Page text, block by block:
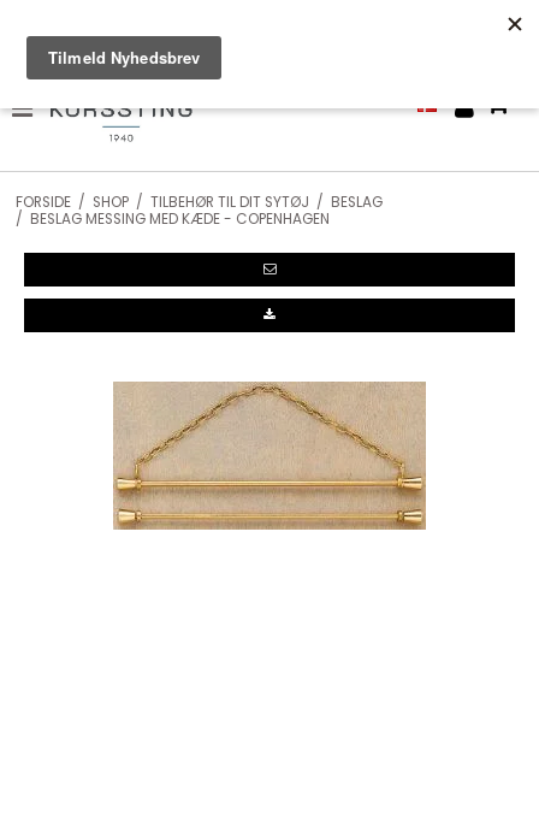
FORSIDE / SHOP / TILBEHØR TIL DIT SYTØJ / BESLAG
/ BESLAG MESSING MED KÆDE - COPENHAGEN